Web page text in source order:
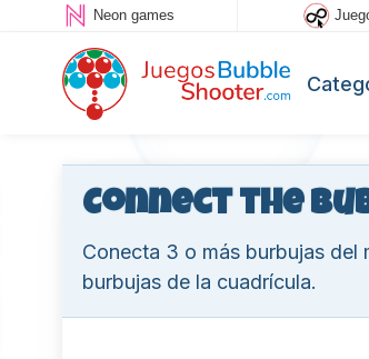
Neon games
Connect the
Conecta 3 o más burbujas
burbujas de la cuadrícula.